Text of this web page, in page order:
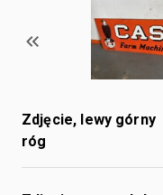
Zdjęcie, lewy górny
róg